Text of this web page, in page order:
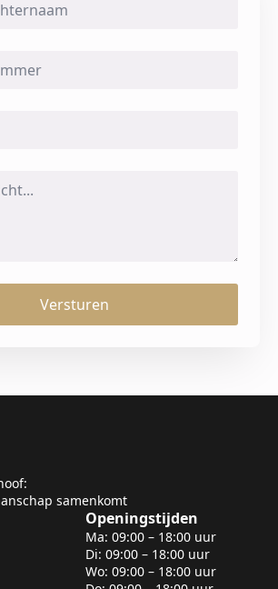
Versturen
samenkomt
Openingstijden
Ma: 09:00 – 18:00 uur
Di: 09:00 – 18:00 uur
Wo: 09:00 – 18:00 uur